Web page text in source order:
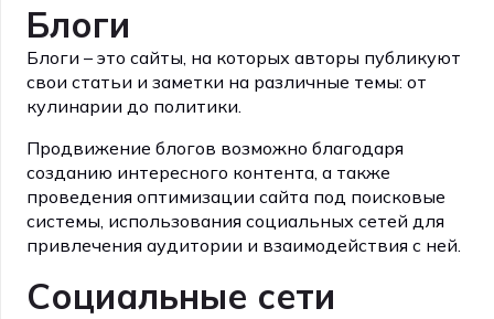
Блоги
Блоги – это сайты, на которых авторы публикуют
свои статьи и заметки на различные темы: от
кулинарии до политики.
Продвижение блогов возможно благодаря
созданию интересного контента, а также
проведения оптимизации сайта под поисковые
системы, использования социальных сетей для
привлечения аудитории и взаимодействия с ней.
Социальные сети